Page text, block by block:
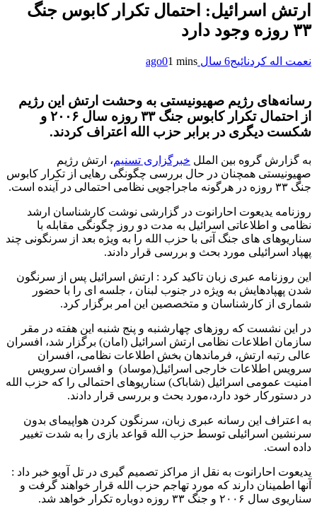
ارتش اسرائیل: احتمال تکرار کابوس جنگ
۳۳ روزه وجود دارد
نعمت اله کردنائیج6 سال ago 01 mins
رسانه‌های رژیم صهیونیستی به وحشت ارتش این رژیم
از احتمال تکرار کابوس جنگ ۳۳ روزه سال ۲۰۰۶ و
شکست دیگری در برابر حزب الله اعتراف کردند.
به گزارش گروه بین الملل خبرگزاری تسنیم، ارتش رژیم
صهیونیستی همچنان در حال بررسی چگونگی رهایی از تکرار کابوس
جنگ ۳۳ روزه در هرگونه ماجراجویی نظامی احتمالی در آینده است.
روزنامه یدیعوت احارانوت در گزارشی نوشت کارشناسان ارشد
نظامی و اطلاعاتی اسرائیل به مدت دو روز چگونگی مقابله با
سناریوهای های جنگ آتی با حزب الله را به ویژه بعد از سرنگونی چند
پهپاد اسرائیلی مورد بحث و بررسی قرار دادند.
این روزنامه عبری زبان تاکید کرد : ارتش اسرائیل پس از سرنگون
شدن پهپادهایش به ویژه در جنوب لبنان ، جلسه ای را با حضور
شماری از کارشناسان و متخصصین این امر برگزار کرد.
در این نشست که روزهای چهارشنبه و پنج شنبه این هفته در مقر
سازمان اطلاعات نظامی ارتش اسرائیل (امان) برگزار شد، افسران
عالی رتبه ارتش، فرماندهان بخش اطلاعات نظامی، افسران
سرویس اطلاعات خارجی اسرائیل(موساد) و افسران سرویس
امنیت عمومی اسرائیل (شاباک) سناریوهای احتمالی را که حزب الله
در دستورکار خود دارد،مورد بحث و بررسی قرار دادند.
به اعتراف این رسانه عبری زبان، سرنگون کردن هواپیمای بدون
سرنشین اسرائیلی توسط حزب الله قواعد بازی را به شدت تغییر
داده است.
یدیعوت احارانوت به نقل از مراکز تصمیم گیری در تل آویو خبر داد :
آنها اطمینان دارند که مورد تهاجم حزب الله قرار خواهند گرفت و
سناریوی سال ۲۰۰۶ و جنگ ۳۳ روزه دوباره تکرار خواهد شد.